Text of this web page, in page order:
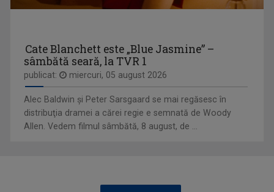
Weekend Matinal este emisiunea care crede că ...
Lansată pe 10 martie 1957, „Viața satului” ...
Cate Blanchett este „Blue Jasmine” –
sâmbătă seară, la TVR 1
publicat: miercuri, 05 august 2026
Alec Baldwin şi Peter Sarsgaard se mai regăsesc în
distribuţia dramei a cărei regie e semnată de Woody
Allen. Vedem filmul sâmbătă, 8 august, de ...